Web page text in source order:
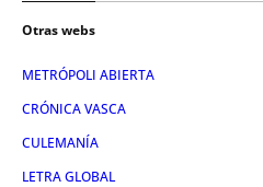
Otras webs
METRÓPOLI ABIERTA
CRÓNICA VASCA
CULEMANÍA
LETRA GLOBAL